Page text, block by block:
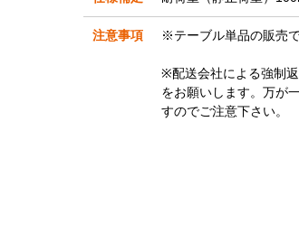
注意事項 ※テーブル単品の販売
※配送会社による強制
をお願いします。万が
すのでご注意下さい。